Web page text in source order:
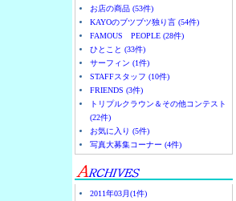
お店の商品 (53件)
KAYOのブツブツ独り言 (54件)
FAMOUS PEOPLE (28件)
ひとこと (33件)
サーフィン (1件)
STAFFスタッフ (10件)
FRIENDS (3件)
トリプルクラウン＆その他コンテスト
(22件)
お気に入り (5件)
写真大募集コーナー (4件)
2011年03月(1件)